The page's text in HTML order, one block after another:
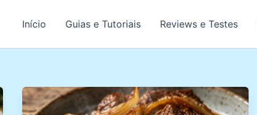
Início Guias e Tutoriais Reviews e Testes